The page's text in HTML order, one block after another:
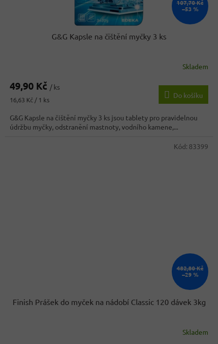
107,70 Kč
–53 %
G&G Kapsle na čištění myčky 3 ks
produktu
3,7
z
5
hvězdiček.
Skladem
49,90 Kč / ks
Měrná
16,63 Kč / 1 ks
Do košíku
G&G Kapsle na čištění myčky 3 ks jsou tablety pro pravidelnou
údržbu myčky, odstranění mastnoty, vodního kamene,...
482,80 Kč
–29 %
Finish Prášek do myček na nádobí Classic 120 dávek 3kg
Skladem
Kód: 83399